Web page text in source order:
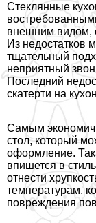
Стеклянные
внешним видом,
Из недостатков
тщательный
неприятный
Последний
скатерти на
Самым
стол, который
оформление.
впишется в
отнести
температурам,
повреждения